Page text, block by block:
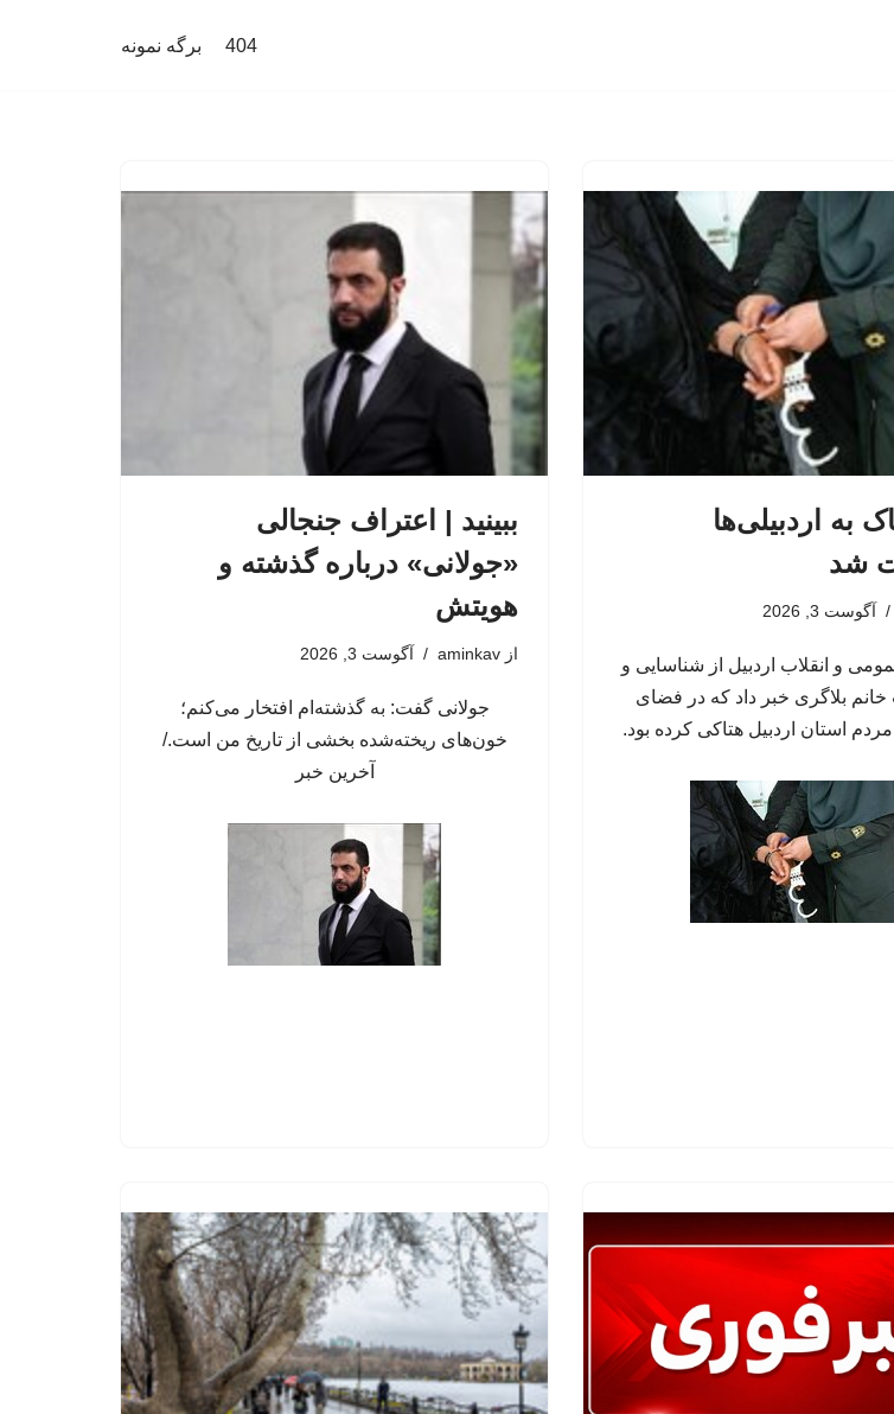
404 برگه نمونه
به اردبیلی‌ها
شد
آگوست 3, 2026
و انقلاب اردبیل از شناسایی و
خانم بلاگری خبر داد که در فضای
استان اردبیل هتاکی کرده بود.
ببینید | اعتراف جنجالی
«جولانی» درباره گذشته و
هویتش
از aminkav آگوست 3, 2026
جولانی گفت: به گذشته‌ام افتخار می‌کنم؛
خون‌های ریخته‌شده بخشی از تاریخ من است./
آخرین خبر